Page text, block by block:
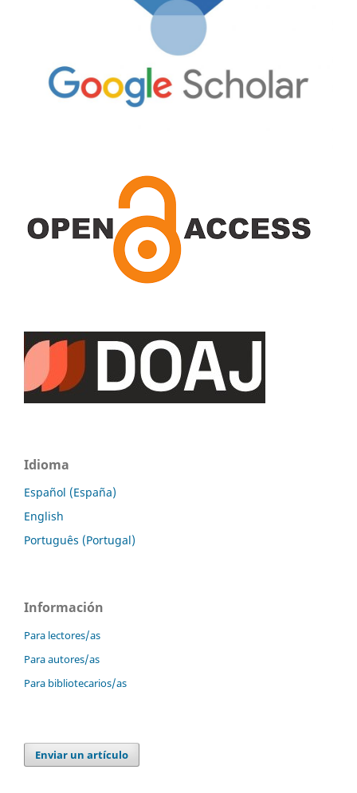
Idioma
Español (España)
English
Português (Portugal)
Información
Para lectores/as
Para autores/as
Para bibliotecarios/as
Enviar un artículo